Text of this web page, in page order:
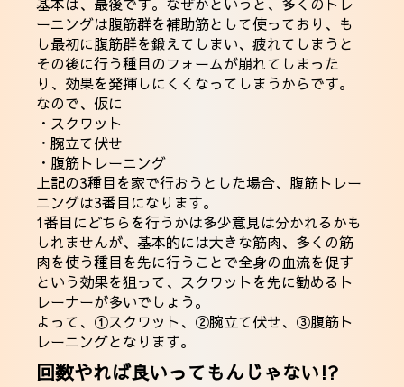
ーニングは腹筋群を補助筋として使っており、も
し最初に腹筋群を鍛えてしまい、疲れてしまうと
その後に行う種目のフォームが崩れてしまった
り、効果を発揮しにくくなってしまうからです。
なので、仮に
・スクワット
・腕立て伏せ
・腹筋トレーニング
上記の3種目を家で行おうとした場合、腹筋トレー
ニングは3番目になります。
1番目にどちらを行うかは多少意見は分かれるかも
しれませんが、基本的には大きな筋肉、多くの筋
肉を使う種目を先に行うことで全身の血流を促す
という効果を狙って、スクワットを先に勧めるト
レーナーが多いでしょう。
よって、①スクワット、②腕立て伏せ、③腹筋ト
レーニングとなります。
回数やれば良いってもんじゃない!?